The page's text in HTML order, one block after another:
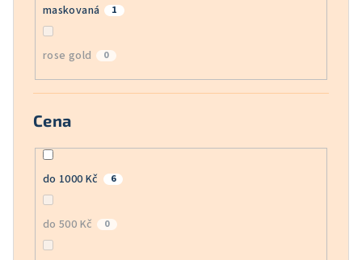
maskovaná 1
rose gold 0
Cena
do 1000 Kč 6
do 500 Kč 0